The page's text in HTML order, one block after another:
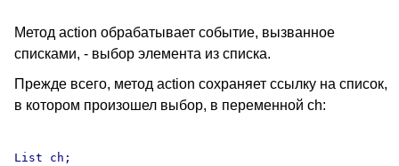
Метод action обрабатывает событие, вызванное
списками, - выбор элемента из списка.
Прежде всего, метод action сохраняет ссылку на список,
в котором произошел выбор, в переменной ch:
List ch;